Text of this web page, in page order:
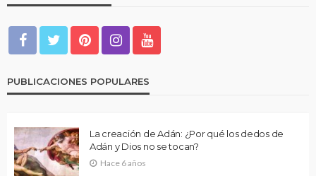
PUBLICACIONES POPULARES
La creación de Adán: ¿Por qué los dedos de
Adán y Dios no se tocan?
Hace 6 años